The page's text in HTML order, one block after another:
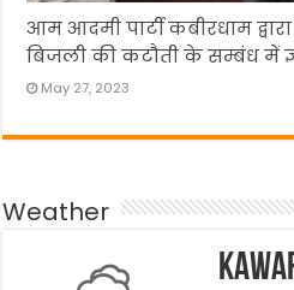
आम आदमी पार्टी कबीरधाम
बिजली की कटौती के सम्बंध में
May 27, 2023
Weather